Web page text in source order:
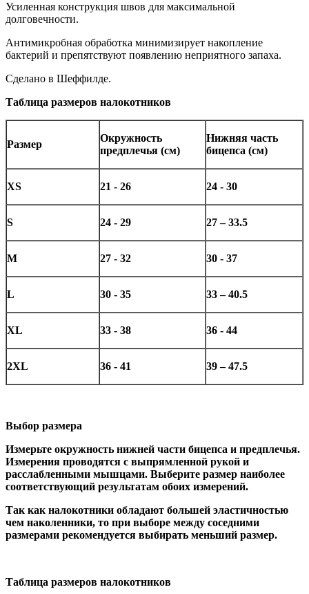
Усиленная конструкция швов для максимальной
долговечности.
Антимикробная обработка минимизирует накопление
бактерий и препятствуют появлению неприятного запаха.
Сделано в Шеффилде.
Таблица размеров налокотников
Размер
Окружность
предплечья (см)
Нижняя часть
бицепса (см)
XS 21 - 26 24 - 30
S 24 - 29 27 – 33.5
M 27 - 32 30 - 37
L 30 - 35 33 – 40.5
XL 33 - 38 36 - 44
2XL 36 - 41 39 – 47.5
Выбор размера
Измерьте окружность нижней части бицепса и предплечья.
Измерения проводятся с выпрямленной рукой и
расслабленными мышцами. Выберите размер наиболее
соответствующий результатам обоих измерений.
Так как налокотники обладают большей эластичностью
чем наколенники, то при выборе между соседними
размерами рекомендуется выбирать меньший размер.
Таблица размеров налокотников